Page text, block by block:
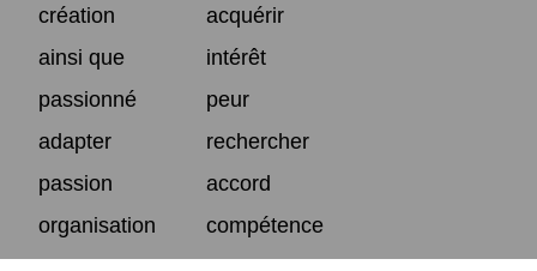
création
acquérir
ainsi que
intérêt
passionné
peur
adapter
rechercher
passion
accord
organisation
compétence